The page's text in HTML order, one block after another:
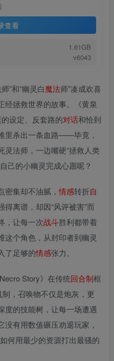
查看
1.61GB
v6043
”和“幽灵白魔法师”凑成欢喜
经拯救世界的故事。《黄泉
设定、反套路的对话和恰到
里杀出一条血路——毕竟，
法师，一边嘴硬“拯救人类
己的小幽灵完成心愿呢？
密集却不油腻， 情感转折自
离谱，却因“风评被害”而
，让每一次战斗胜利都带着
这个角色，从封印者到幽灵
了足够的情感张力。
Story》在传统回合制框
制，召唤物不仅是炮灰，更
度的技能树，让每一场遭遇
有用数值碾压劝退玩家，
何用最少的资源打出最骚的